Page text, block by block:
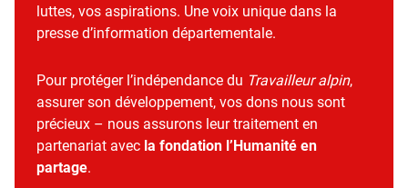
luttes, vos aspirations. Une voix unique dans la
presse d’information départementale.
Pour protéger l’indépendance du Travailleur alpin,
assurer son développement, vos dons nous sont
précieux – nous assurons leur traitement en
partenariat avec la fondation l’Humanité en
partage.